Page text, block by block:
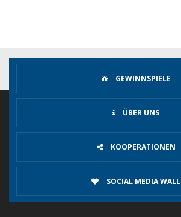
GEWINNSPIELE
ÜBER UNS
KOOPERATIONEN
SOCIAL MEDIA WALL